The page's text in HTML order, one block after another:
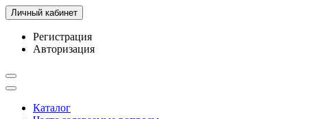
Личный кабинет
Регистрация
Авторизация
Каталог